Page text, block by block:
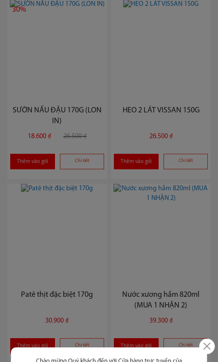
SƯỜN NẤU ĐẬU 170G (LON
IN)
18.600 ₫
30%
26.500 ₫
Thêm vào giỏ Chi tiết
HEO 2 LÁT VISSAN 150G
26.500 ₫
Thêm vào giỏ Chi tiết
Patê thịt đặc biệt 170g
30.900 ₫
Thêm vào giỏ Chi tiết
Nước xương hầm 820ml
(MUA 1 NHẬN 2)
39.300 ₫
Thêm vào giỏ Chi tiết